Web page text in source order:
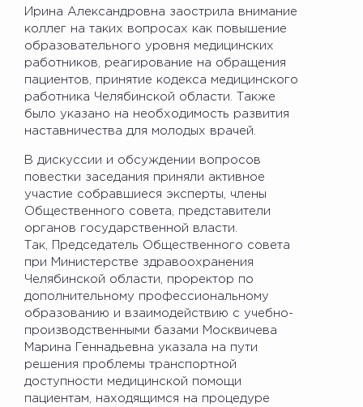
Ирина Александровна заострила внимание
коллег на таких вопросах как повышение
образовательного уровня медицинских
работников, реагирование на обращения
пациентов, принятие кодекса медицинского
работника Челябинской области. Также
было указано на необходимость развития
наставничества для молодых врачей.
В дискуссии и обсуждении вопросов
повестки заседания приняли активное
участие собравшиеся эксперты, члены
Общественного совета, представители
органов государственной власти.
Так, Председатель Общественного совета
при Министерстве здравоохранения
Челябинской области, проректор по
дополнительному профессиональному
образованию и взаимодействию с учебно-
производственными базами Москвичева
Марина Геннадьевна указала на пути
решения проблемы транспортной
доступности медицинской помощи
пациентам, находящимся на процедуре